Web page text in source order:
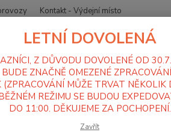
Kontakt - Výdejní místo
LETNÍ DOVOLENÁ
Z DŮVODU DOVOLENÉ OD
ZNAČNĚ OMEZENÉ
(ZPRACOVÁNÍ MŮŽE TRVAT NĚKOLIK
REŽIMU SE BUDOU
DO 11:00. DĚKUJEME ZA POCHOPENÍ.
Zavřít